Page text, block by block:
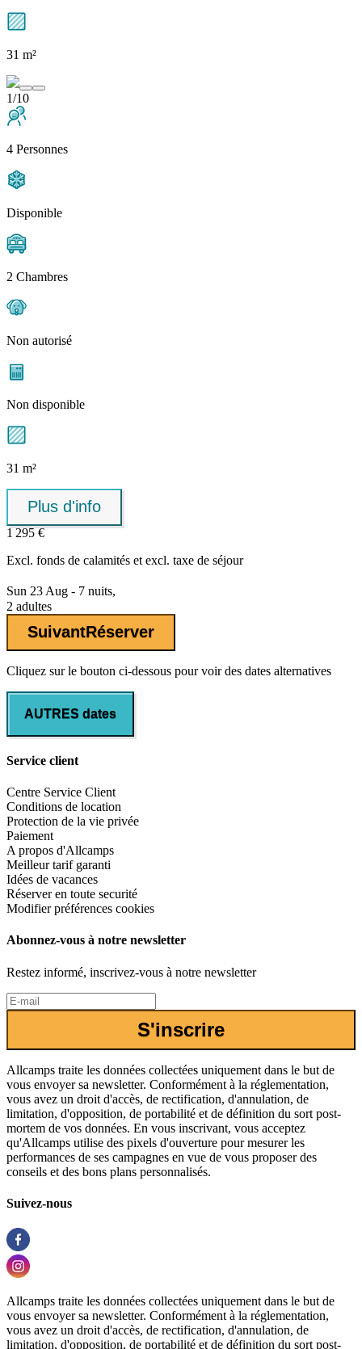
31 m²
1/10
4 Personnes
Disponible
2 Chambres
Non autorisé
Non disponible
31 m²
Plus d'info
1 295 €
Excl. fonds de calamités et excl. taxe de séjour
Sun 23 Aug - 7 nuits,
2 adultes
SuivantRéserver
Cliquez sur le bouton ci-dessous pour voir des dates alternatives
AUTRES dates
Service client
Centre Service Client
Conditions de location
Protection de la vie privée
Paiement
A propos d'Allcamps
Meilleur tarif garanti
Idées de vacances
Réserver en toute securité
Modifier préférences cookies
Abonnez-vous à notre newsletter
Restez informé, inscrivez-vous à notre newsletter
S'inscrire
Allcamps traite les données collectées uniquement dans le but de
vous envoyer sa newsletter. Conformément à la réglementation,
vous avez un droit d'accès, de rectification, d'annulation, de
limitation, d'opposition, de portabilité et de définition du sort post-
mortem de vos données. En vous inscrivant, vous acceptez
qu'Allcamps utilise des pixels d'ouverture pour mesurer les
performances de ses campagnes en vue de vous proposer des
conseils et des bons plans personnalisés.
Suivez-nous
Allcamps traite les données collectées uniquement dans le but de
vous envoyer sa newsletter. Conformément à la réglementation,
vous avez un droit d'accès, de rectification, d'annulation, de
limitation, d'opposition, de portabilité et de définition du sort post-